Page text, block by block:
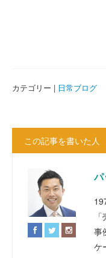
カテゴリー | 日常ブログ
この記事を書いた人
パ
事
ケ